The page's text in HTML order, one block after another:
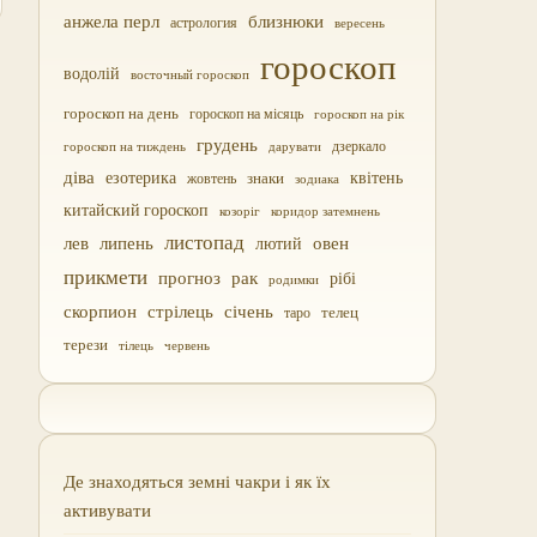
анжела перл астрология близнюки вересень
водолій восточный гороскоп гороскоп
гороскоп на день гороскоп на місяць
гороскоп на рік
гороскоп на тиждень
грудень дарувати дзеркало
діва езотерика жовтень знаки зодиака
квітень
китайский гороскоп
козоріг коридор затемнень
лев липень листопад лютий овен
прикмети прогноз рак родимки рібі
скорпион стрілець січень таро телец
терези тілець червень
Де знаходяться земні чакри і як їх
активувати